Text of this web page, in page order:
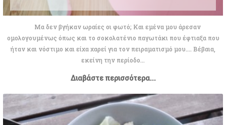
Μα δεν βγήκαν ωραίες οι φωτό; Και εμένα μου άρεσαν
ομολογουμένως όπως και το σοκολατένιο παγωτάκι που έφτιαξα που
ήταν και νόστιμο και είχα χαρεί για τον πειραματισμό μου.... Βέβαια,
εκείνη την περίοδο...
Διαβάστε περισσότερα...